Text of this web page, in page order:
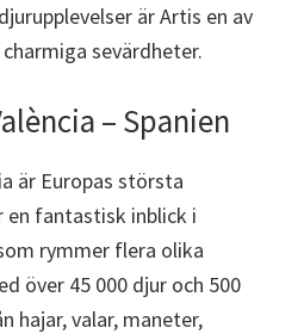
är Artis en av
sevärdheter.
– Spanien
är Europas största
en fantastisk inblick i
rymmer flera olika
över 45 000 djur och 500
hajar, valar, maneter,